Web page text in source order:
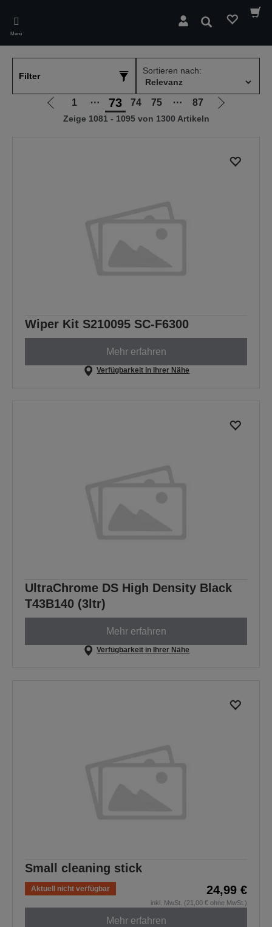
main
content
Menü
Suchen
Filter
Sortieren nach:
Zur
vorherigen
1 ⋯ 73 74 75 ⋯ 87
Zur
Zeige 1081 - 1095 von 1300 Artikeln
Wiper Kit S210095 SC-F6300
Mehr erfahren
Verfügbarkeit in Ihrer Nähe
UltraChrome DS High Density Black
T43B140 (3ltr)
Mehr erfahren
Verfügbarkeit in Ihrer Nähe
Small cleaning stick
Aktuell nicht verfügbar 24,99 €
inkl. MwSt. (21,00 € ohne MwSt.)
Mehr erfahren